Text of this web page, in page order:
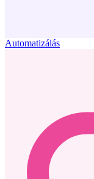
Automatizálás